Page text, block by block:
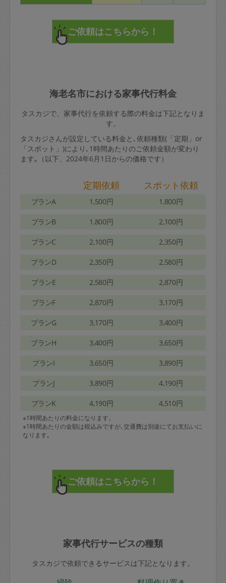
海老名市における家事代行料金
タスカジで、家事代行を依頼する際の料金は下記となりま
す。
タスカジさんが設定している料金と､依頼種類(「定期」or
「スポット」)により､1時間あたりのご依頼金額が変わり
ます｡（以下、2024年6月1日からの価格です）
定期依頼 スポット依頼
プランA 1,500円 1,800円
プランB 1,800円 2,100円
プランC 2,100円 2,350円
プランD 2,350円 2,580円
プランE 2,580円 2,870円
プランF 2,870円 3,170円
プランG 3,170円 3,400円
プランH 3,400円 3,650円
プランI 3,650円 3,890円
プランJ 3,890円 4,190円
プランK 4,190円 4,510円
※1時間あたりの料金になります。
※1時間あたりの金額は税込みですが､交通費は別途にてお支払いに
なります｡
家事代行サービスの種類
タスカジで依頼できるサービスは下記となります。